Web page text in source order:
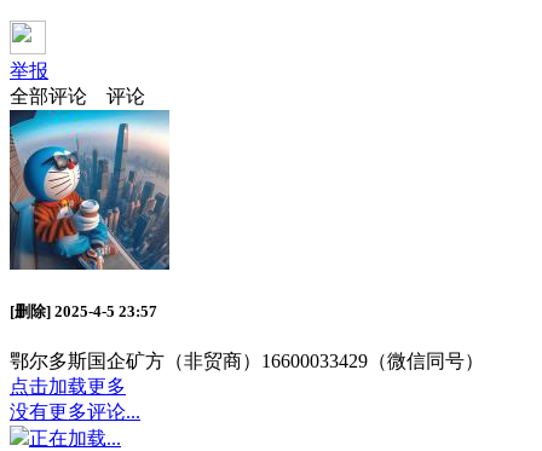
举报
全部评论
评论
[删除] 2025-4-5 23:57
鄂尔多斯国企矿方（非贸商）16600033429（微信同号）
点击加载更多
没有更多评论...
正在加载...